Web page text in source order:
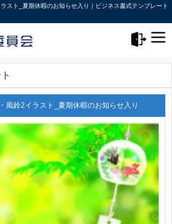
スト_夏期休暇のお知らせ入り｜ビジネス書式テンプレート
風鈴2イラスト_夏期休暇のお知らせ入り